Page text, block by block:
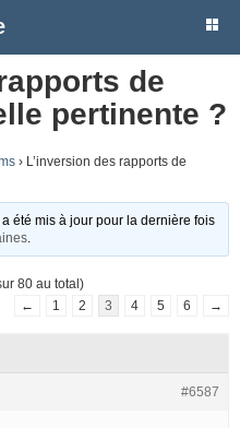
de
pertinente ?
› L’inversion des rapports de
été mis à jour pour la dernière fois
80 au total)
←
1 2 3 4 5 6 →
#6587